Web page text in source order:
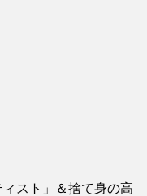
スト」＆捨て身の高